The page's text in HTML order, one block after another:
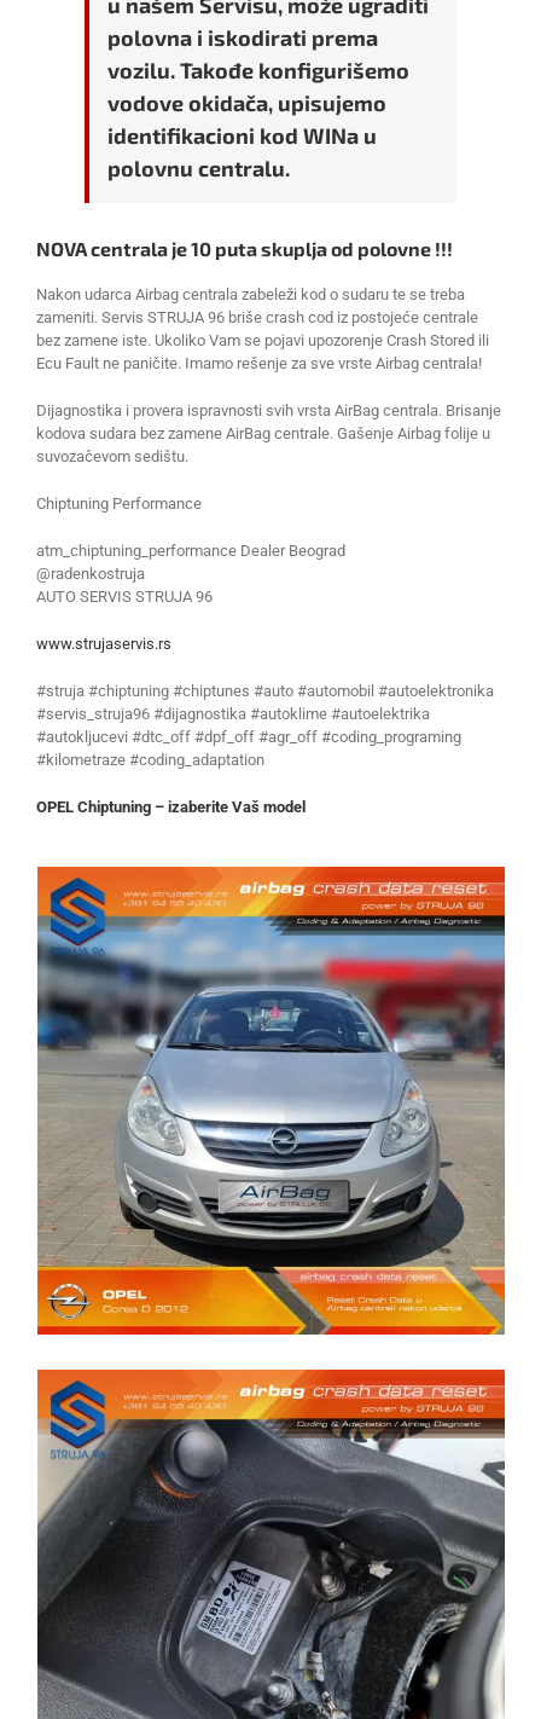
polovna i iskodirati prema
vozilu. Takođe konfigurišemo
vodove okidača, upisujemo
identifikacioni kod WINa u
polovnu centralu.
NOVA centrala je 10 puta skuplja od polovne !!!
Nakon udarca Airbag centrala zabeleži kod o sudaru te se treba
zameniti. Servis STRUJA 96 briše crash cod iz postojeće centrale
bez zamene iste. Ukoliko Vam se pojavi upozorenje Crash Stored ili
Ecu Fault ne paničite. Imamo rešenje za sve vrste Airbag centrala!
Dijagnostika i provera ispravnosti svih vrsta AirBag centrala. Brisanje
kodova sudara bez zamene AirBag centrale. Gašenje Airbag folije u
suvozačevom sedištu.
Chiptuning Performance
atm_chiptuning_performance Dealer Beograd
@radenkostruja
AUTO SERVIS STRUJA 96
www.strujaservis.rs
#struja #chiptuning #chiptunes #auto #automobil #autoelektronika
#servis_struja96 #dijagnostika #autoklime #autoelektrika
#autokljucevi #dtc_off #dpf_off #agr_off #coding_programing
#kilometraze #coding_adaptation
OPEL Chiptuning – izaberite Vaš model